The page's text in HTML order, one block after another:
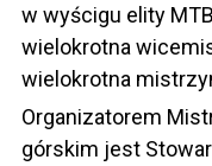
w wyścigu elity
wielokrotna
wielokrotna
Organizatorem
górskim jest